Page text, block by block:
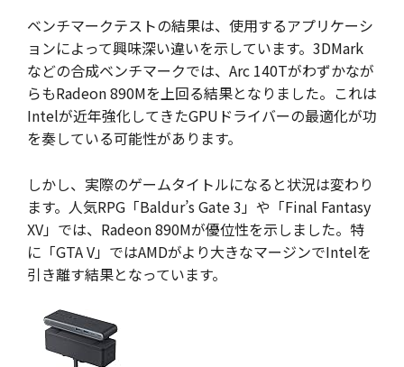
ベンチマークテストの結果は、使用するアプリケーシ
ョンによって興味深い違いを示しています。3DMark
などの合成ベンチマークでは、Arc 140Tがわずかなが
らもRadeon 890Mを上回る結果となりました。これは
Intelが近年強化してきたGPUドライバーの最適化が功
を奏している可能性があります。
しかし、実際のゲームタイトルになると状況は変わり
ます。人気RPG「Baldur’s Gate 3」や「Final Fantasy
XV」では、Radeon 890Mが優位性を示しました。特
に「GTA V」ではAMDがより大きなマージンでIntelを
引き離す結果となっています。